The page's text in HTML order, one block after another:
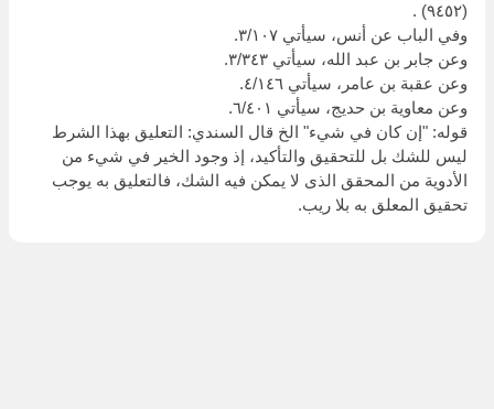
(٩٤٥٢) .
وفي الباب عن أنس، سيأتي ٣/١٠٧.
وعن جابر بن عبد الله، سيأتي ٣/٣٤٣.
وعن عقبة بن عامر، سيأتي ٤/١٤٦.
وعن معاوية بن حديج، سيأتي ٦/٤٠١.
قوله: "إن كان في شيء" الخ قال السندي: التعليق بهذا الشرط
ليس للشك بل للتحقيق والتأكيد، إذ وجود الخير في شيء من
الأدوية من المحقق الذى لا يمكن فيه الشك، فالتعليق به يوجب
تحقيق المعلق به بلا ريب.